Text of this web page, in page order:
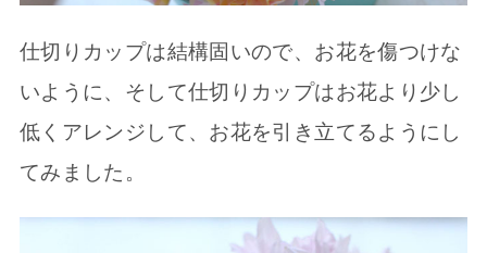
仕切りカップは結構固いので、お花を傷つけな
いように、そして仕切りカップはお花より少し
低くアレンジして、お花を引き立てるようにし
てみました。